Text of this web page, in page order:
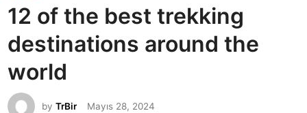
o
s
t
e
d
i
12 of the best trekking
destinations around the
world
byTrBir Mayıs 28, 2024